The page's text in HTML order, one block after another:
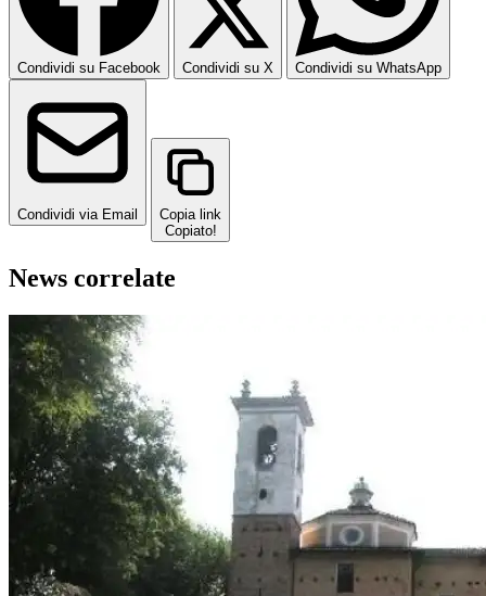
Condividi su Facebook Condividi su X Condividi su WhatsApp
Condividi via Email
Copia link
Copiato!
News correlate